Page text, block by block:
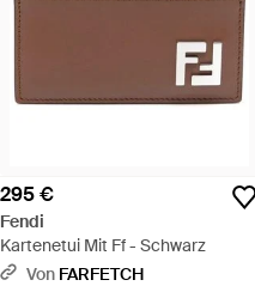
295 €
Fendi
Kartenetui Mit Ff - Schwarz
Von FARFETCH